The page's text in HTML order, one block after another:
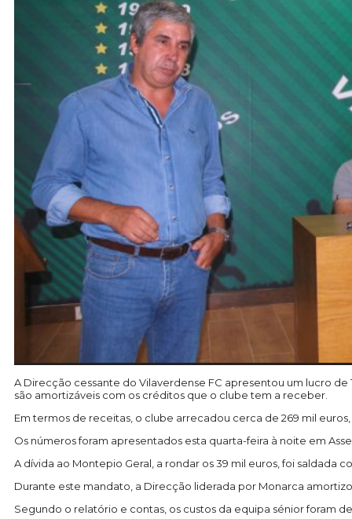
A Direcção cessante do Vilaverdense FC apresentou um lucro
são amortizáveis com os créditos que o clube tem a receber.
Em termos de receitas, o clube arrecadou cerca de 269 mil
Os números foram apresentados esta quarta-feira à noite em
A dívida ao Montepio Geral, a rondar os 39 mil euros, foi saldada
Durante este mandato, a Direcção liderada por Monarca
Segundo o relatório e contas, os custos da equipa sénior foram